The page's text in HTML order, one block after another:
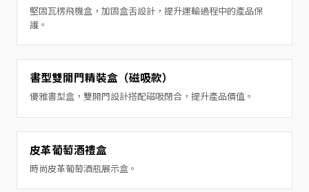
堅固瓦楞飛機盒，加固盒舌設計，提升運輸過程中的產品保
護。
書型雙開門精裝盒（磁吸款）
優雅書型盒，雙開門設計搭配磁吸閉合，提升產品價值。
皮革葡萄酒禮盒
時尚皮革葡萄酒瓶展示盒。